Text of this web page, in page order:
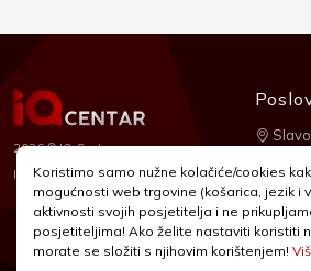
2026 © IQ Centar
Izrada:Nubilus
+385
Pon
Koristimo samo nužne kolačiće/cookies
mogućnosti web trgovine (košarica, jezik i
aktivnosti svojih posjetitelja i ne
posjetiteljima! Ako želite nastaviti koristiti
morate se složiti s njihovim korištenjem!